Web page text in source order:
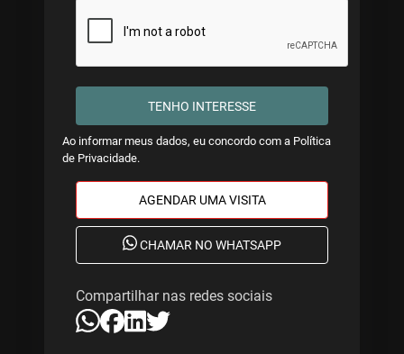
TENHO INTERESSE
Ao informar meus dados, eu concordo com a Política
de Privacidade.
AGENDAR UMA VISITA
CHAMAR NO WHATSAPP
Compartilhar nas redes sociais